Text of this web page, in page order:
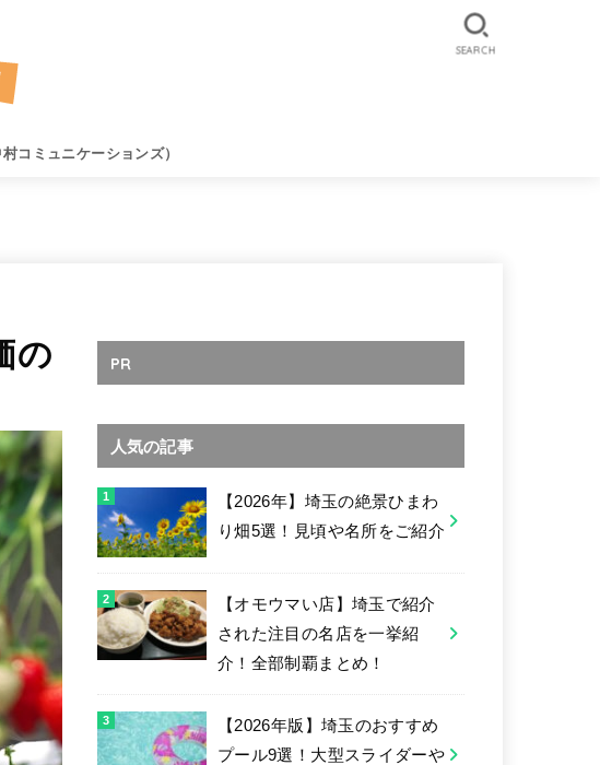
コミュニケーションズ）
SEARCH
の
PR
人気の記事
【2026年】埼玉の絶景ひまわ
り畑5選！見頃や名所をご紹介
【オモウマい店】埼玉で紹介
された注目の名店を一挙紹
介！全部制覇まとめ！
【2026年版】埼玉のおすすめ
プール9選！大型スライダーや